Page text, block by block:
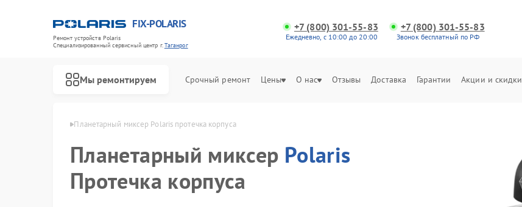
FIX-POLARIS
Ремонт устройств Polaris
Специализированный cервисный центр г.Таганрог
+7 (800) 301-55-83
Ежедневно, с 10:00 до 20:00
+7 (800) 301-55-83
Звонок бесплатный по РФ
Мы ремонтируем Срочный ремонт Цены О нас Отзывы Доставка Гарантии Акции и скидки
в Таганроге Планетарный миксер Polaris протечка корпуса
Планетарный миксер Polaris
Протечка корпуса